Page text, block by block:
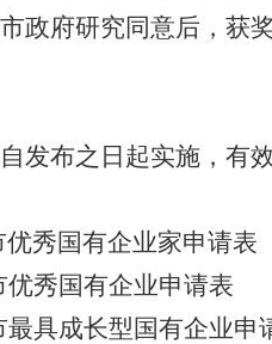
政府研究同意后，获
发布之日起实施，有
优秀国有企业家申请表
优秀国有企业申请表
最具成长型国有企业申